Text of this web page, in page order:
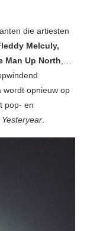
die artiesten
Melculy,
Man Up North,…
wordt opnieuw op
pop- en
.